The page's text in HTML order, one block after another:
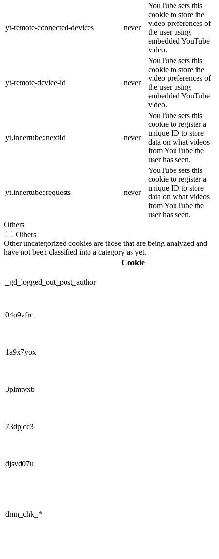
yt-remote-connected-devices never
YouTube sets this
cookie to store the
video preferences of
the user using
embedded YouTube
video.
yt-remote-device-id never
YouTube sets this
cookie to store the
video preferences of
the user using
embedded YouTube
video.
yt.innertube::nextId never
YouTube sets this
cookie to register a
unique ID to store
data on what videos
from YouTube the
user has seen.
yt.innertube::requests never
YouTube sets this
cookie to register a
unique ID to store
data on what videos
from YouTube the
user has seen.
Others
Others
Other uncategorized cookies are those that are being analyzed and
have not been classified into a category as yet.
Cookie
_gd_logged_out_post_author
04o9vfrc
1a9x7yox
3plmtvxb
73dpjcc3
djsvd07u
dmn_chk_*